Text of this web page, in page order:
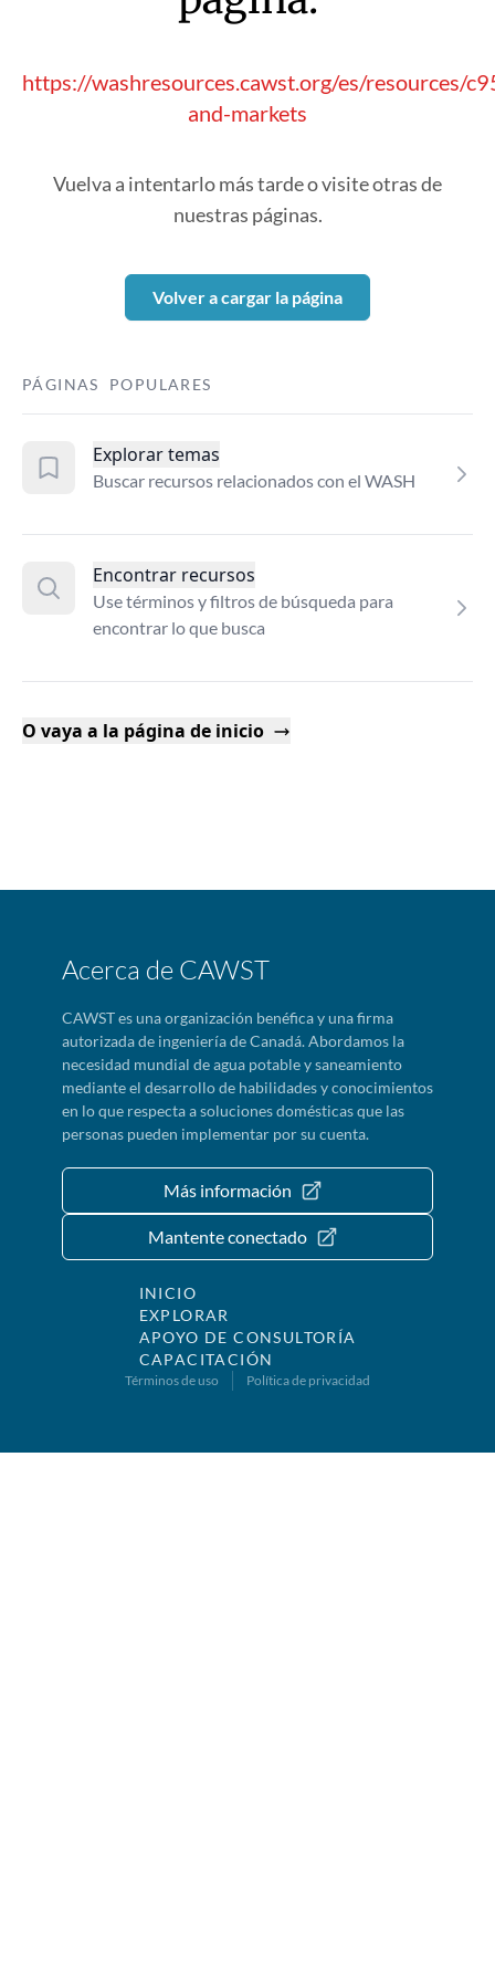
https://washresources.cawst.org/es/resources/
and-markets
Vuelva a intentarlo más tarde o visite otras de
nuestras páginas.
Volver a cargar la página
PÁGINAS POPULARES
Explorar temas
Buscar recursos relacionados con el WASH
Encontrar recursos
Use términos y filtros de búsqueda para
encontrar lo que busca
O vaya a la página de inicio
Acerca de CAWST
CAWST es una organización benéfica y una firma
autorizada de ingeniería de Canadá. Abordamos la
necesidad mundial de agua potable y saneamiento
mediante el desarrollo de habilidades y conocimientos
en lo que respecta a soluciones domésticas que las
personas pueden implementar por su cuenta.
Más información
Mantente conectado
INICIO
EXPLORAR
APOYO DE CONSULTORÍA
CAPACITACIÓN
Términos de uso Política de privacidad